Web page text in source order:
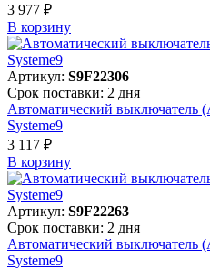
3 977 ₽
В корзинy
Артикул: S9F22306
Срок поставки: 2 дня
Автоматический выключатель
Systeme9
3 117 ₽
В корзинy
Артикул: S9F22263
Срок поставки: 2 дня
Автоматический выключатель
Systeme9